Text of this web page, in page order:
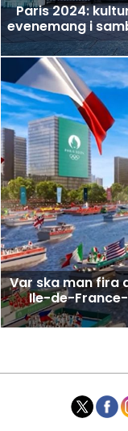
Paris 2024:
evenemang i
Var ska man fira
Ile-de-